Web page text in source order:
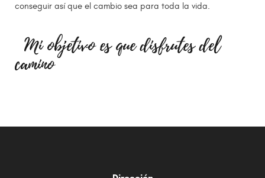
conseguir así que el cambio sea para toda la vida.
Mi objetivo es que disfrutes del
camino